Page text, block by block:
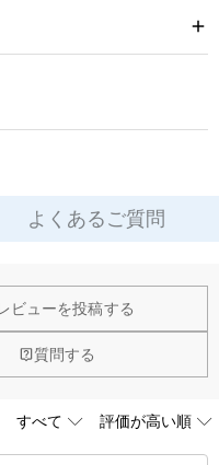
エレガンス・心のこもったオー
人、あらゆる特別な贈り物のシ
てクラシックなアクセサリーで
上げ・堅牢な造りを備え、日常
ホルダーは、持ち歩くたびに
てくれます。
よくあるご質問
ビューを投稿する
質問する
力等のコストを節約して、商
レード5Aのキューピッド
でも専門の職人によるカッ
肌が緑色に変色しま